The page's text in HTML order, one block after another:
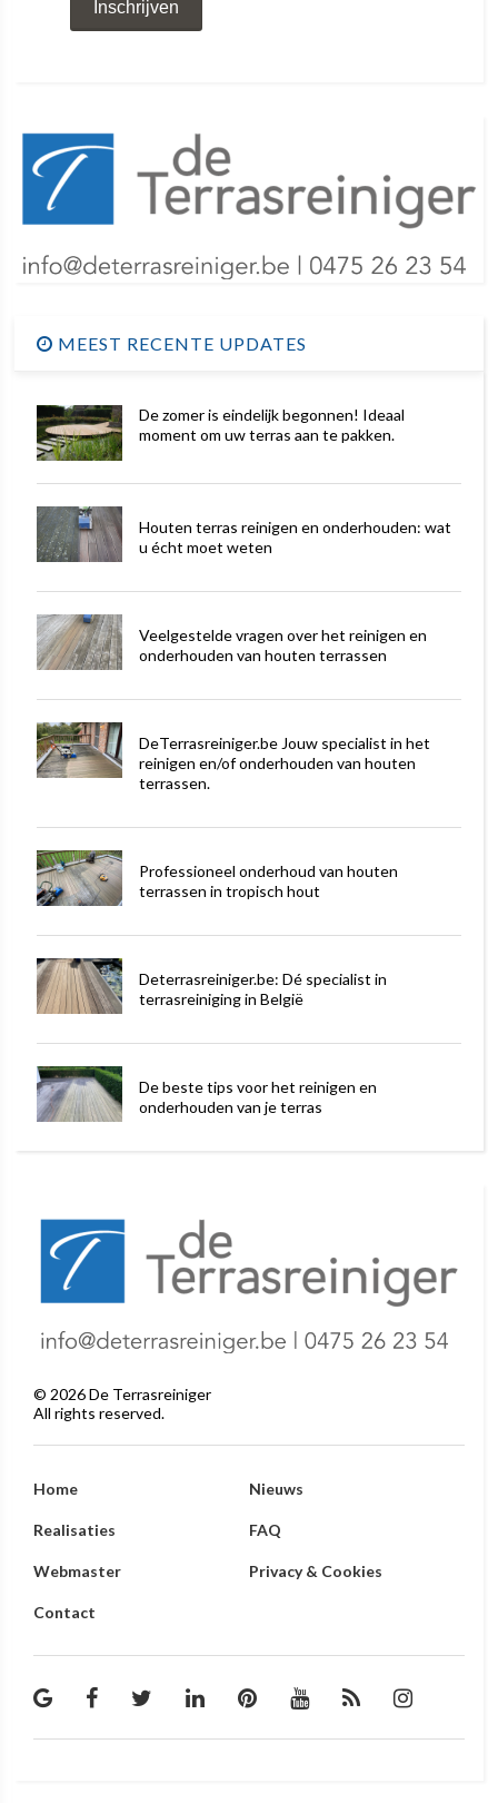
MEEST RECENTE UPDATES
De zomer is eindelijk begonnen! Ideaal
moment om uw terras aan te pakken.
Houten terras reinigen en onderhouden: wat
u écht moet weten
Veelgestelde vragen over het reinigen en
onderhouden van houten terrassen
DeTerrasreiniger.be Jouw specialist in het
reinigen en/of onderhouden van houten
terrassen.
Professioneel onderhoud van houten
terrassen in tropisch hout
Deterrasreiniger.be: Dé specialist in
terrasreiniging in België
De beste tips voor het reinigen en
onderhouden van je terras
© 2026De Terrasreiniger
All rights reserved.
Home Nieuws
Realisaties FAQ
Webmaster Privacy & Cookies
Contact